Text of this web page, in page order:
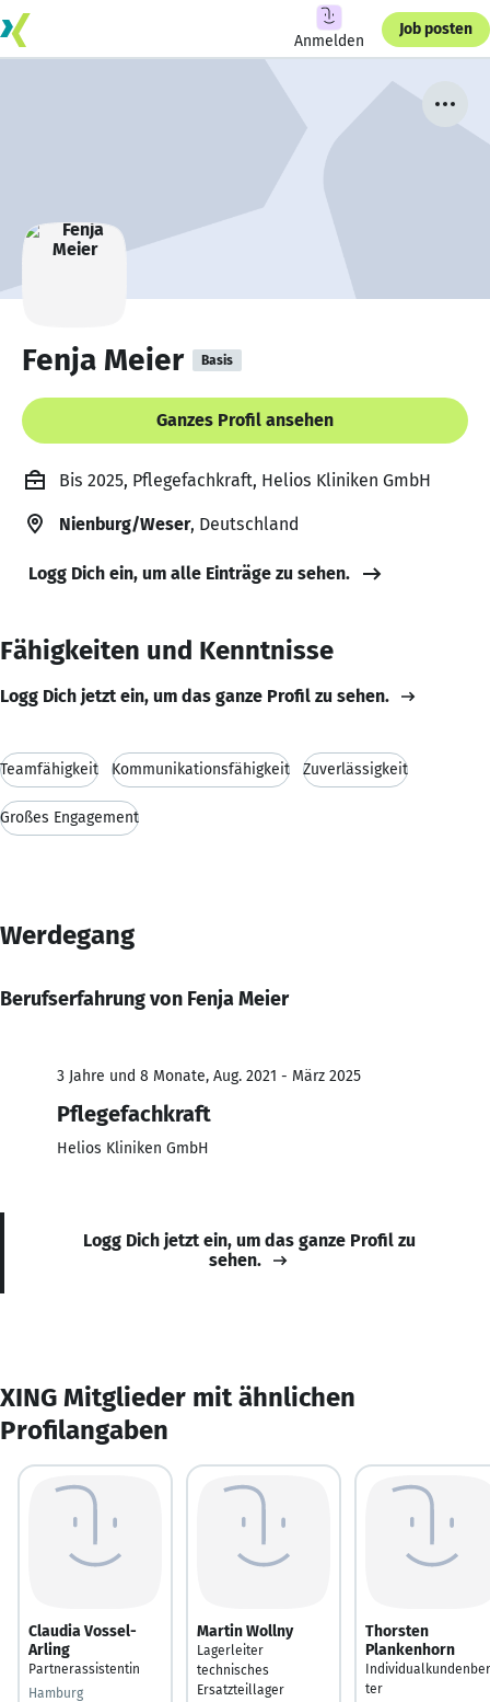
Anmelden
Job posten
Fenja Meier Basis
Ganzes Profil ansehen
Bis 2025, Pflegefachkraft, Helios Kliniken GmbH
Nienburg/Weser, Deutschland
Logg Dich ein, um alle Einträge zu sehen.
Fähigkeiten und Kenntnisse
Logg Dich jetzt ein, um das ganze Profil zu sehen.
Teamfähigkeit Kommunikationsfähigkeit Zuverlässigkeit
Großes Engagement
Werdegang
Berufserfahrung von Fenja Meier
3 Jahre und 8 Monate, Aug. 2021 - März 2025
Pflegefachkraft
Helios Kliniken GmbH
Logg Dich jetzt ein, um das ganze Profil zu
sehen.
XING Mitglieder mit ähnlichen
Profilangaben
Claudia Vossel-
Arling
Partnerassistentin
Hamburg
Martin Wollny
Lagerleiter
technisches
Ersatzteillager
Thorsten
Plankenhorn
ter